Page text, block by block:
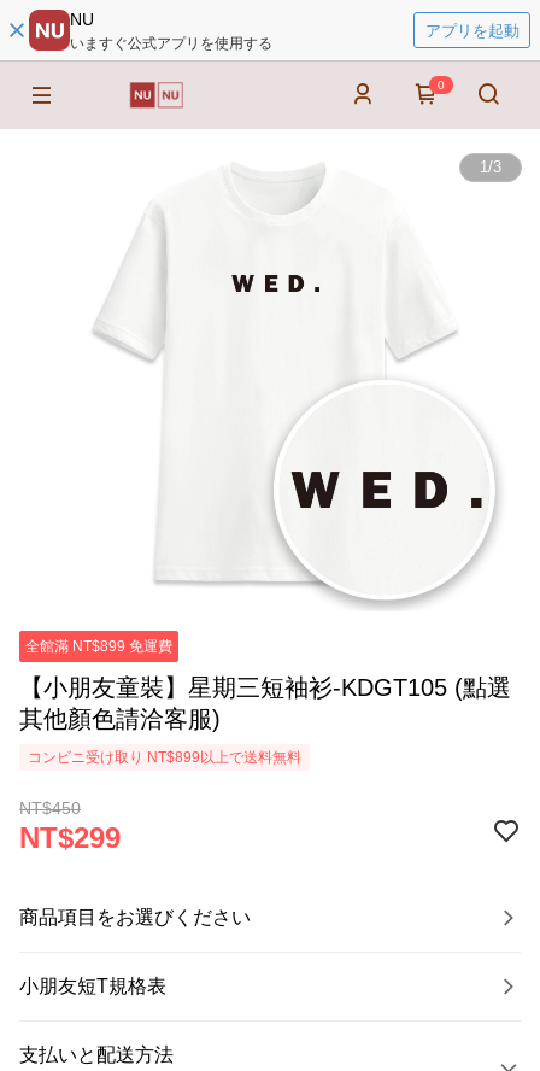
NU
いますぐ公式アプリを使用する
アプリを起動
0
1/3
全館滿 NT$899 免運費
【小朋友童裝】星期三短袖衫-KDGT105 (點選
其他顏色請洽客服)
コンビニ受け取り NT$899以上で送料無料
NT$450
NT$299
商品項目をお選びください
小朋友短T規格表
支払いと配送方法